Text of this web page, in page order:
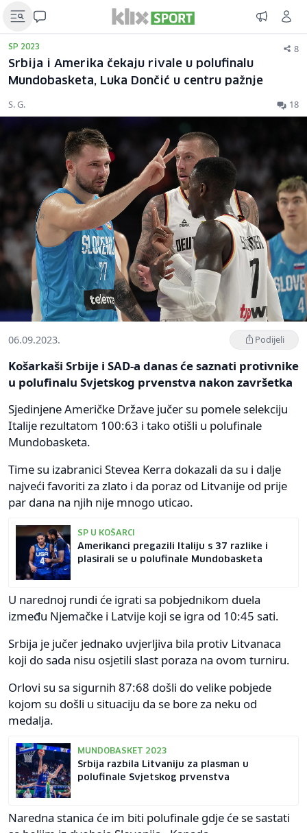
SP 2023 8
Srbija i Amerika čekaju rivale u polufinalu
Mundobasketa, Luka Dončić u centru pažnje
S. G. 18
06.09.2023. Podijeli
Košarkaši Srbije i SAD-a danas će saznati protivnike
u polufinalu Svjetskog prvenstva nakon završetka
Sjedinjene Američke Države jučer su pomele selekciju
Italije rezultatom 100:63 i tako otišli u polufinale
Mundobasketa.
Time su izabranici Stevea Kerra dokazali da su i dalje
najveći favoriti za zlato i da poraz od Litvanije od prije
par dana na njih nije mnogo uticao.
SP U KOŠARCI
Amerikanci pregazili Italiju s 37 razlike i
plasirali se u polufinale Mundobasketa
U narednoj rundi će igrati sa pobjednikom duela
između Njemačke i Latvije koji se igra od 10:45 sati.
Srbija je jučer jednako uvjerljiva bila protiv Litvanaca
koji do sada nisu osjetili slast poraza na ovom turniru.
Orlovi su sa sigurnih 87:68 došli do velike pobjede
kojom su došli u situaciju da se bore za neku od
medalja.
MUNDOBASKET 2023
Srbija razbila Litvaniju za plasman u
polufinale Svjetskog prvenstva
Naredna stanica će im biti polufinale gdje će se sastati